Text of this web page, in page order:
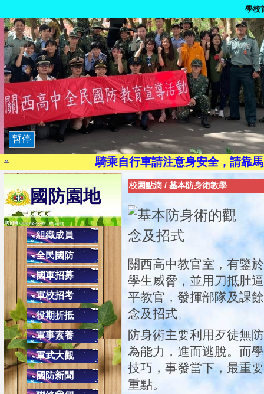
學校
暫停
9月21日為國家防災日
路口
染毒一次，代
茫一時，悔
珍惜生
騎乘自行車請注意身安全，請靠
現代國民應有交通安全三素養：1.搭乘大
2.乘副駕駛座，協助司機安全操作，避
校內
健康上網一起來:「
避免LINE發生盜用詐騙之2
2.不隨意點選不明之網址
交通安全教育４項
(二)安全空間，不做沒有把握的動作，只要
(四)防衛兼備，防止事
同學上學勿單獨太早到校
配合學校作息時間，課餘時避免單獨
在校遇陌生人
遇陌生人問路，可熱心告知，但不必親自引導
校外發現陌生人跟隨，應快速跑至較多人
國防園地
組織成員
全民國防
國軍招募
軍校招考
役期折抵
軍事素養
軍武大觀
國防新聞
校園點滴 / 基本防身術教學
關西高中教官室，有鑒
學生威脅，並用刀抵肚
平教官，發揮部隊及課
念及招式。
防身術主要利用歹徒無
為能力，進而逃脫。而
技巧，事發當下，最重
重點。